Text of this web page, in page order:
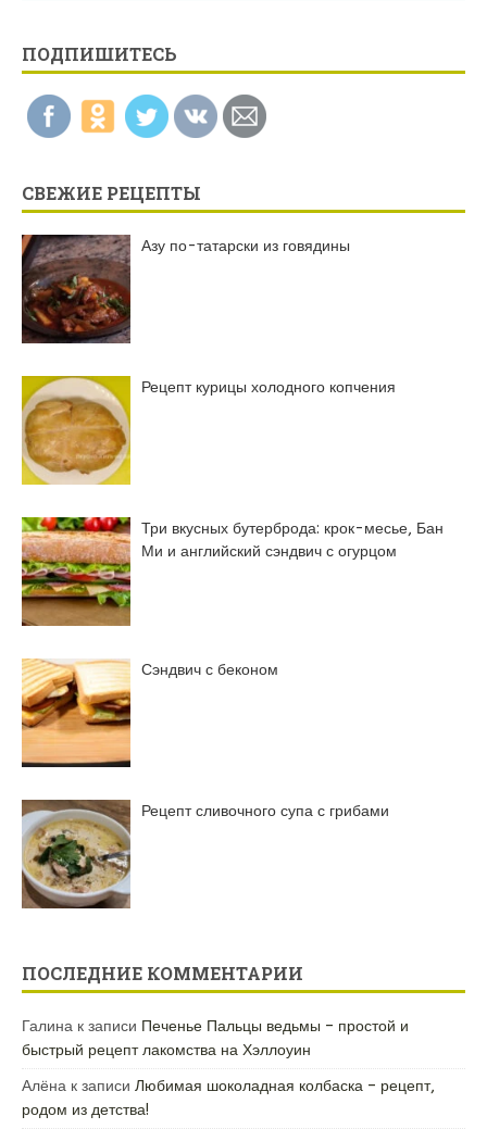
ПОДПИШИТЕСЬ
СВЕЖИЕ РЕЦЕПТЫ
Азу по-татарски из говядины
Рецепт курицы холодного копчения
Три вкусных бутерброда: крок-месье, Бан
Ми и английский сэндвич с огурцом
Сэндвич с беконом
Рецепт сливочного супа с грибами
ПОСЛЕДНИЕ КОММЕНТАРИИ
Галина к записи Печенье Пальцы ведьмы – простой и
быстрый рецепт лакомства на Хэллоуин
Алёна к записи Любимая шоколадная колбаска – рецепт,
родом из детства!